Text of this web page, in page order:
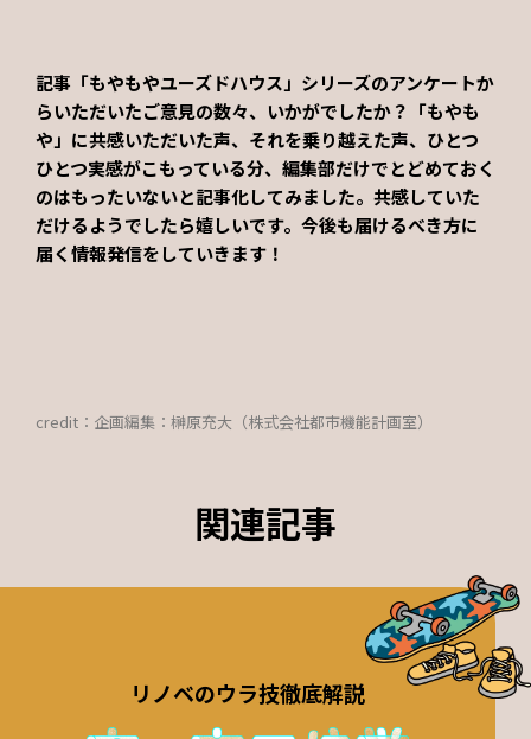
記事「もやもやユーズドハウス」シリーズのアンケートか
らいただいたご意見の数々、いかがでしたか？「もやも
や」に共感いただいた声、それを乗り越えた声、ひとつ
ひとつ実感がこもっている分、編集部だけでとどめておく
のはもったいないと記事化してみました。共感していた
だけるようでしたら嬉しいです。今後も届けるべき方に
届く情報発信をしていきます！
credit： 企画編集：榊原充大（株式会社都市機能計画室）
関連記事
リノベのウラ技徹底解説